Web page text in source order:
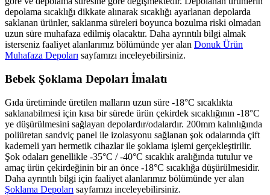
depolama sıcaklığı dikkate alınarak sıcaklığı ayarlanan depolarda
saklanan ürünler, saklanma süreleri boyunca bozulma riski olmadan
uzun süre muhafaza edilmiş olacaktır. Daha ayrıntılı bilgi almak
isterseniz faaliyet alanlarımız bölümünde yer alan Donuk Ürün
Muhafaza Depoları sayfamızı inceleyebilirsiniz.
Bebek Şoklama Depoları İmalatı
Gıda üretiminde üretilen malların uzun süre -18°C sıcaklıkta
saklanabilmesi için kısa bir sürede ürün çekirdek sıcaklığının -18°C
ye düşürülmesini sağlayan depolardır/odalardır. 200mm kalınlığında
poliüretan sandviç panel ile izolasyonu sağlanan şok odalarında çift
kademeli yarı hermetik cihazlar ile şoklama işlemi gerçekleştirilir.
Şok odaları genellikle -35°C / -40°C sıcaklık aralığında tutulur ve
amaç ürün çekirdeğinin bir an önce -18°C sıcaklığa düşürülmesidir.
Daha ayrıntılı bilgi için faaliyet alanlarımız bölümünde yer alan
Şoklama Depoları sayfamızı inceleyebilirsiniz.